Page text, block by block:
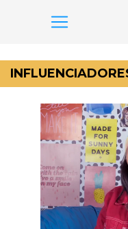
para
o
conteúdo